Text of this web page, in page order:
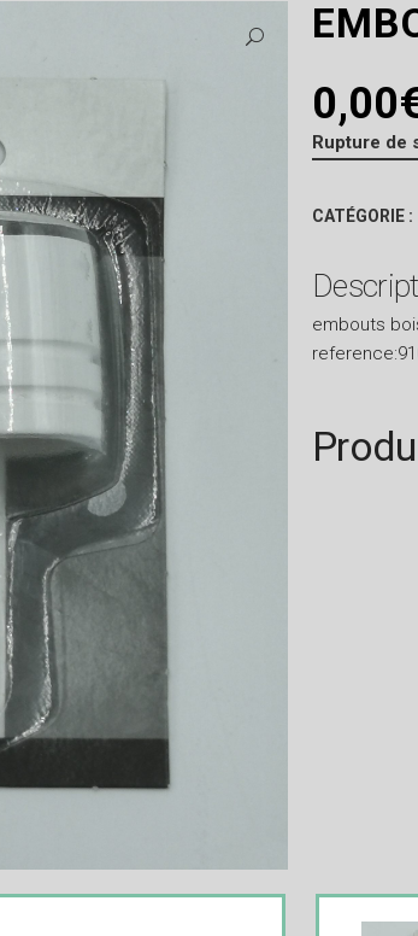
0,00
Rupture de
CATÉGORIE :
embouts